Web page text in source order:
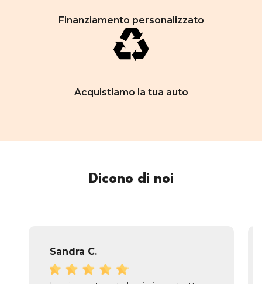
Finanziamento personalizzato
Acquistiamo la tua auto
Dicono di noi
Sandra C.